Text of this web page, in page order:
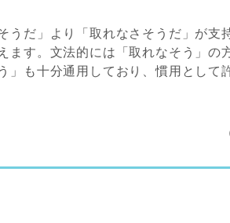
うだ」より「取れなさそうだ」が支
ます。文法的には「取れなそう」の
」も十分通用しており、慣用として